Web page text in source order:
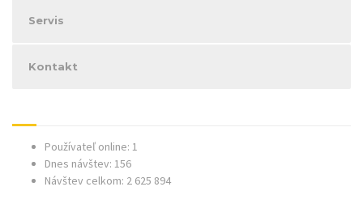
Servis
Kontakt
Používateľ online: 1
Dnes návštev: 156
Návštev celkom: 2 625 894